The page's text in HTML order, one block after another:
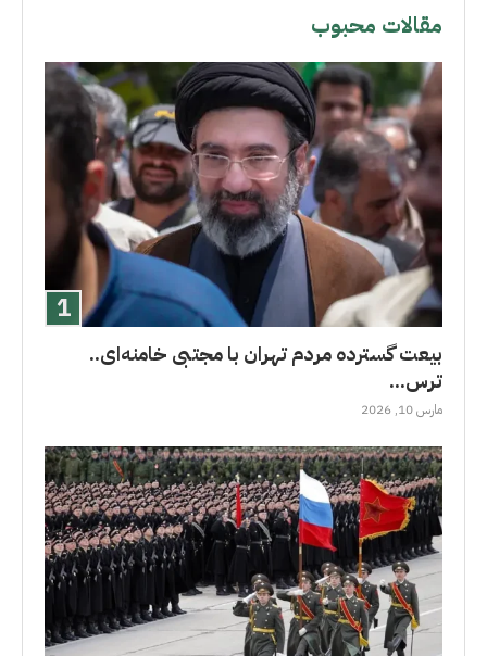
مقالات محبوب
بیعت گسترده مردم تهران با مجتبی خامنه‌ای..
ترس...
مارس 10, 2026